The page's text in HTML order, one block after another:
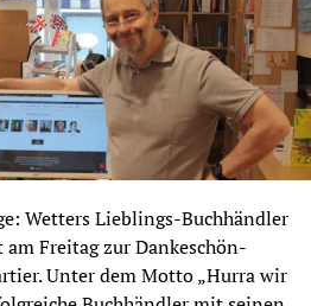
Wetters Lieblings-Buchhändler
Freitag zur Dankeschön-
Unter dem Motto „Hurra wir